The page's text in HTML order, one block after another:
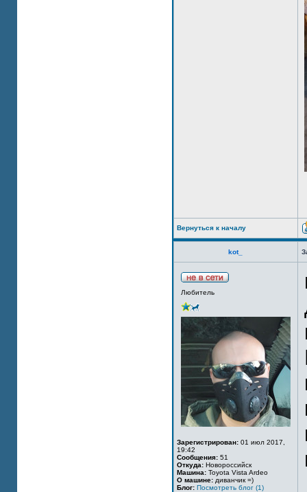
Вернуться к началу
kot_
Любитель
Зарегистрирован: 01 июл 2017,
19:42
Сообщения: 51
Откуда: Новороссийск
Машина: Toyota Vista Ardeo
О машине: диванчик =)
Блог: Посмотреть блог (1)